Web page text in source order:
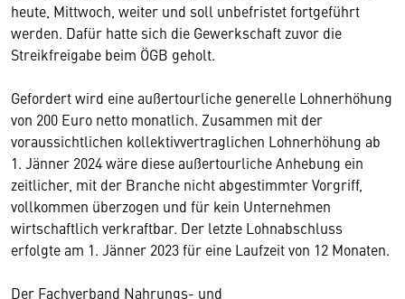
heute, Mittwoch, weiter und soll unbefristet fortgeführt
werden. Dafür hatte sich die Gewerkschaft zuvor die
Streikfreigabe beim ÖGB geholt.
Gefordert wird eine außertourliche generelle Lohnerhöhung
von 200 Euro netto monatlich. Zusammen mit der
voraussichtlichen kollektivvertraglichen Lohnerhöhung ab
1. Jänner 2024 wäre diese außertourliche Anhebung ein
zeitlicher, mit der Branche nicht abgestimmter Vorgriff,
vollkommen überzogen und für kein Unternehmen
wirtschaftlich verkraftbar. Der letzte Lohnabschluss
erfolgte am 1. Jänner 2023 für eine Laufzeit von 12 Monaten.
Der Fachverband Nahrungs- und